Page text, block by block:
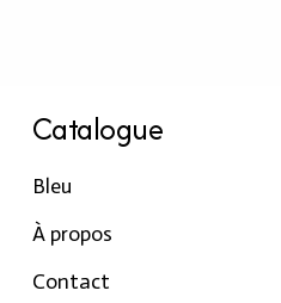
Catalogue
Bleu
À propos
Contact